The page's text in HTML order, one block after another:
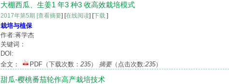
大棚西瓜、生姜1 年3 种3 收高效栽培模式
2017年第5期 [查看摘要] [在线阅读] [下载 ]
栽培与植保
作者:蒋学杰
关键词：
DOI:
全文：
PDF （下载次数： 235） 摘要（点击次数:235）
甜瓜-樱桃番茄轮作高产栽培技术